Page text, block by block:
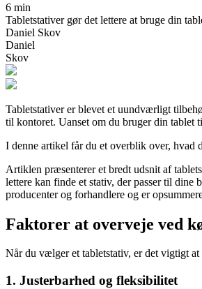
6 min
Tabletstativer gør det lettere at bruge din
Daniel Skov
Daniel
Skov
Tabletstativer er blevet et uundværligt
til kontoret. Uanset om du bruger din tablet
I denne artikel får du et overblik over, hvad
Artiklen præsenterer et bredt udsnit af
lettere kan finde et stativ, der passer til
producenter og forhandlere og er
Faktorer at overveje ved
Når du vælger et tabletstativ, er det vigtigt
1. Justerbarhed og fleksibilitet